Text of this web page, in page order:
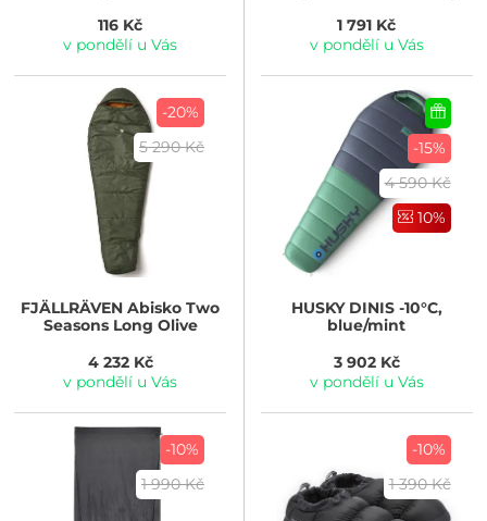
116 Kč
v pondělí u Vás
1 791 Kč
v pondělí u Vás
-20%
5 290 Kč
FJÄLLRÄVEN Abisko Two
Seasons Long Olive
4 232 Kč
v pondělí u Vás
-15%
4 590 Kč
10%
HUSKYDINIS -10°C,
blue/mint
3 902 Kč
v pondělí u Vás
-10%
1 990 Kč
-10%
1 390 Kč